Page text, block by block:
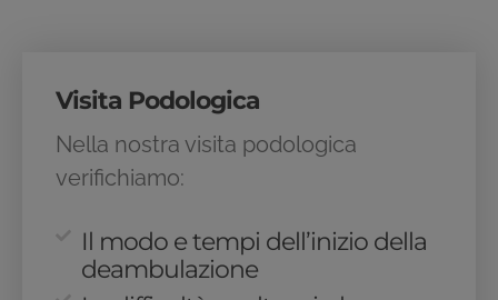
Visita Podologica
Nella nostra visita podologica
verifichiamo:
Il modo e tempi dell’inizio della
deambulazione